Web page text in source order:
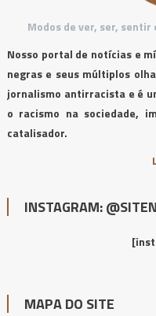
Modos de ver, ser,
Nosso portal de notícias e
negras e seus múltiplos
jornalismo antirracista e é
o racismo na sociedade,
catalisador.
INSTAGRAM:
MAPA DO SITE